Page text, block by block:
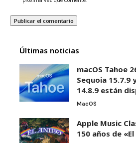
Últimas noticias
macOS Tahoe
Sequoia 15.7.9
14.8.9 están
MacOS
Apple Music
150 años de